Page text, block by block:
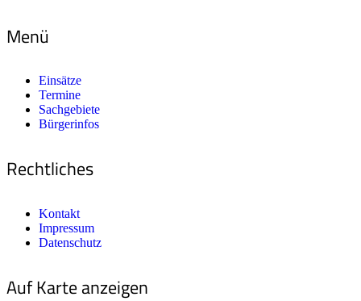
Menü
Einsätze
Termine
Sachgebiete
Bürgerinfos
Rechtliches
Kontakt
Impressum
Datenschutz
Auf Karte anzeigen